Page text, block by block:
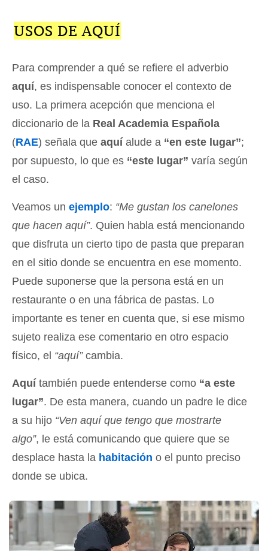
USOS DE AQUÍ
Para comprender a qué se refiere el adverbio
aquí, es indispensable conocer el contexto de
uso. La primera acepción que menciona el
diccionario de la Real Academia Española
(RAE) señala que aquíalude a “en este lugar”;
por supuesto, lo que es “este lugar” varía según
el caso.
Veamos un ejemplo: “Me gustan los canelones
que hacen aquí”. Quien habla está mencionando
que disfruta un cierto tipo de pasta que preparan
en el sitio donde se encuentra en ese momento.
Puede suponerse que la persona está en un
restaurante o en una fábrica de pastas. Lo
importante es tener en cuenta que, si ese mismo
sujeto realiza ese comentario en otro espacio
físico, el “aquí”cambia.
Aquítambién puede entenderse como “a este
lugar”. De esta manera, cuando un padre le dice
a su hijo “Ven aquí que tengo que mostrarte
algo”, le está comunicando que quiere que se
desplace hasta la habitación o el punto preciso
donde se ubica.